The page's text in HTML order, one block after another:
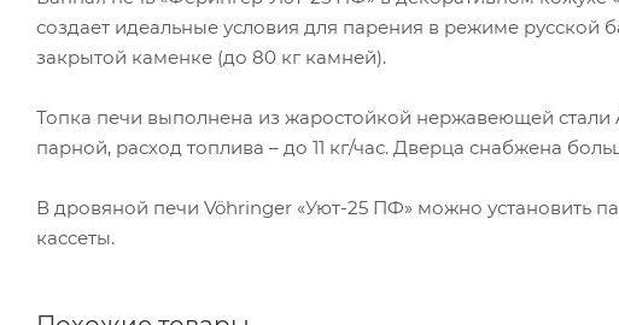
создает идеальные условия для парения в режиме
закрытой каменке (до 80 кг камней).
Топка печи выполнена из жаростойкой нержавеющей стали
парной, расход топлива – до 11 кг/час. Дверца снабжена
В дровяной печи Vöhringer «Уют-25 ПФ» можно установить
кассеты.